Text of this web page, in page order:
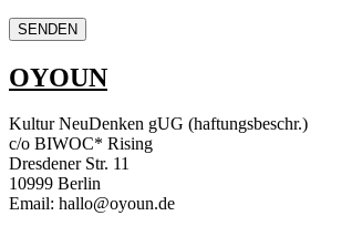
OYOUN
Kultur NeuDenken gUG (haftungsbeschr.)
c/o BIWOC* Rising
Dresdener Str. 11
10999 Berlin
Email: hallo@oyoun.de